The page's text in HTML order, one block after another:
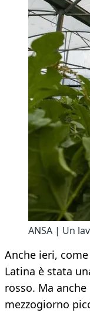
ANSA | Un
Anche ieri,
Latina è stata
rosso. Ma
mezzogiorno